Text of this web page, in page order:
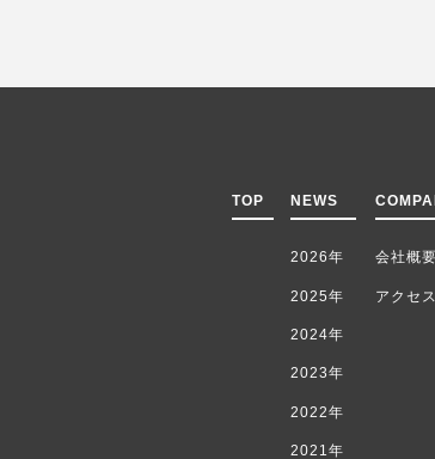
TOP NEWS
2026年
2025年
2024年
2023年
2022年
2021年
会社概要
アクセス